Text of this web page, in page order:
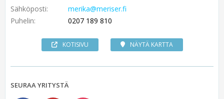
Sähköposti:
merika@meriser.fi
Puhelin:
0207 189 810
KOTISIVU NÄYTÄ KARTTA
SEURAA YRITYSTÄ